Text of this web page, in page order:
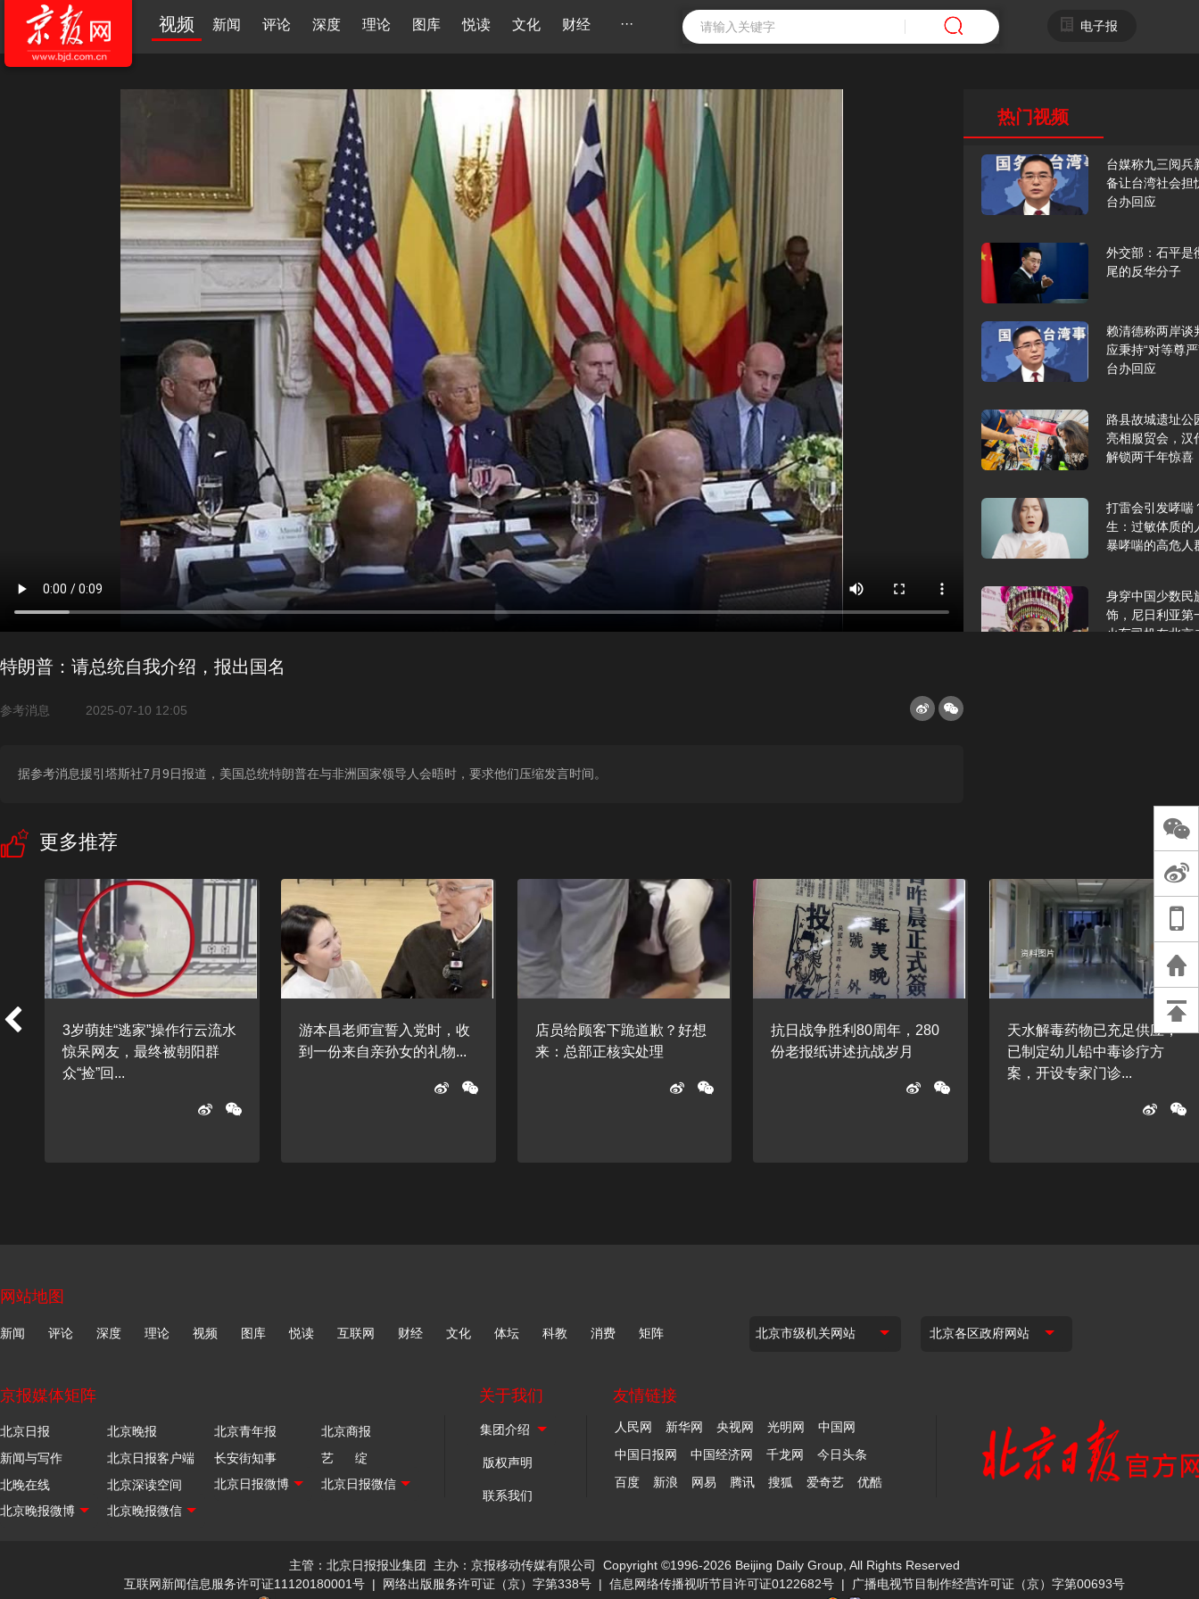
视频 新闻 评论 深度 理论 图库 悦读 文化 财经 ··· 电子报
热门视频
台媒称九三阅兵
备让台湾社会担
台办回应
外交部：石平是
尾的反华分子
赖清德称两岸谈
应秉持“对等尊
台办回应
路县故城遗址公
亮相服贸会，汉
解锁两千年惊喜
打雷会引发哮喘
生：过敏体质的
暴哮喘的高危人
身穿中国少数民
饰，尼日利亚第
火车司机在北京
谈过去 谈谈未来
天桥艺术中心一
演出，国际项目
重庆一高校学生
死，官方通报：
刑案，网传遗体
等信息不实
特朗普：请总统自我介绍，报出国名
参考消息 2025-07-10 12:05
据参考消息援引塔斯社7月9日报道，美国总统特朗普在与非洲国家领导人会晤时，要求他们压缩发言时间。
更多推荐
3岁萌娃“逃家”操作行云流水
惊呆网友，最终被朝阳群
众“捡”回...
游本昌老师宣誓入党时，收
到一份来自亲孙女的礼物...
店员给顾客下跪道歉？好想
来：总部正核实处理
抗日战争胜利80周年，280
份老报纸讲述抗战岁月
天水解毒药物已充足供应，
已制定幼儿铅中毒诊疗方
案，开设专家门诊...
网站地图
新闻 评论 深度 理论 视频 图库 悦读 互联网 财经 文化 体坛 科教 消费 矩阵
京报媒体矩阵
北京日报 北京晚报 北京青年报
北京商报
新闻与写作
北京日报客户端 长安街知事
艺 绽
北晚在线
北京深读空间
关于我们
版权声明
联系我们
友情链接
人民网 新华网 央视网 光明网
中国网
中国日报网
中国经济网 千龙网
今日头条
百度
新浪 网易 腾讯 搜狐 爱奇艺 优酷
主管：北京日报报业集团 主办：京报移动传媒有限公司
Copyright ©1996-2026 Beijing Daily Group, All Rights Reserved
互联网新闻信息服务许可证11120180001号 | 网络出版服务许可证（京）字第338号 | 信息网络传播视听节目许可证0122682号 |
广播电视节目制作经营许可证（京）字第00693号